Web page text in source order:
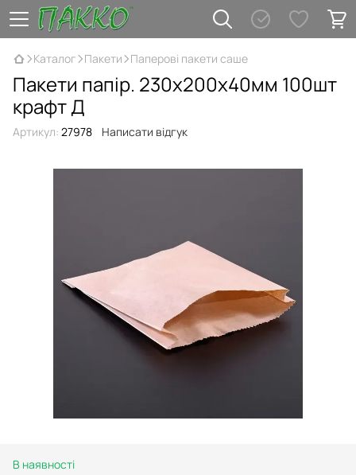
Каталог Пакети Паперові пакети саше
Пакети папір. 230х200х40мм 100шт
крафт Д
Артикул: 27978 Написати відгук
В наявності